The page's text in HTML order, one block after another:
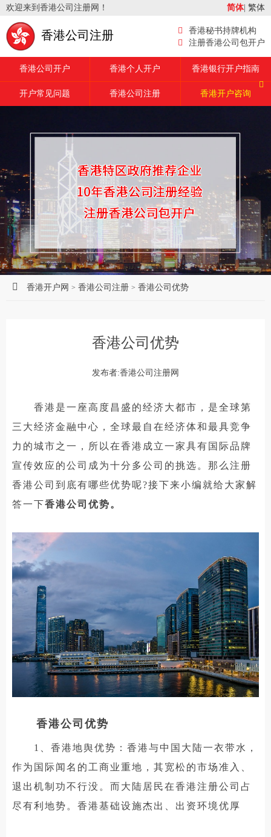
欢迎来到香港公司注册网！ 简体| 繁体
香港公司注册
香港秘书持牌机构
注册香港公司包开户
香港公司开户 香港个人开户 香港银行开户指南
开户常见问题 香港公司注册 香港开户咨询
香港开户网 > 香港公司注册 > 香港公司优势
香港公司优势
发布者:香港公司注册网
香港是一座高度昌盛的经济大都市，是全球第
三大经济金融中心，全球最自在经济体和最具竞争
力的城市之一，所以在香港成立一家具有国际品牌
宣传效应的公司成为十分多公司的挑选。那么注册
香港公司到底有哪些优势呢?接下来小编就给大家解
答一下香港公司优势。
香港公司优势
1、香港地舆优势：香港与中国大陆一衣带水，
作为国际闻名的工商业重地，其宽松的市场准入、
退出机制功不行没。而大陆居民在香港注册公司占
尽有利地势。香港基础设施杰出、出资环境优厚